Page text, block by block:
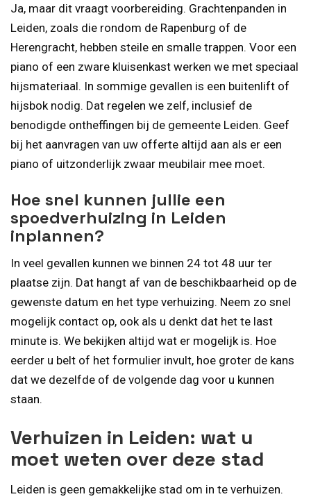
Ja, maar dit vraagt voorbereiding. Grachtenpanden in
Leiden, zoals die rondom de Rapenburg of de
Herengracht, hebben steile en smalle trappen. Voor een
piano of een zware kluisenkast werken we met speciaal
hijsmateriaal. In sommige gevallen is een buitenlift of
hijsbok nodig. Dat regelen we zelf, inclusief de
benodigde ontheffingen bij de gemeente Leiden. Geef
bij het aanvragen van uw offerte altijd aan als er een
piano of uitzonderlijk zwaar meubilair mee moet.
Hoe snel kunnen jullie een
spoedverhuizing in Leiden
inplannen?
In veel gevallen kunnen we binnen 24 tot 48 uur ter
plaatse zijn. Dat hangt af van de beschikbaarheid op de
gewenste datum en het type verhuizing. Neem zo snel
mogelijk contact op, ook als u denkt dat het te last
minute is. We bekijken altijd wat er mogelijk is. Hoe
eerder u belt of het formulier invult, hoe groter de kans
dat we dezelfde of de volgende dag voor u kunnen
staan.
Verhuizen in Leiden: wat u
moet weten over deze stad
Leiden is geen gemakkelijke stad om in te verhuizen.